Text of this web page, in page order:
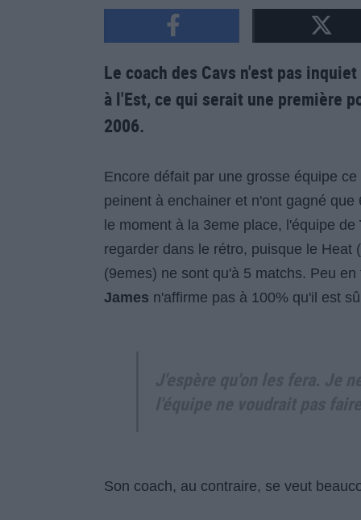
Le coach des Cavs n'est pas
à l'Est, ce qui serait une première
2006.
Encore défait par une grosse équipe
peinent à enchainer et n'ont gagné
le moment à la 3eme place, l'équipe de
regarder dans le rétro, puisque le Heat
(9emes) ne sont qu'à 5 matchs. Peu
James n'affirme pas à 100% qu'il est
Son coach, au contraire, se veut